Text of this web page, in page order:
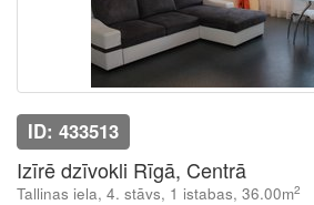
ID: 433513
Izīrē dzīvokli Rīgā, Centrā
Tallinas iela, 4. stāvs, 1 istabas, 36.00m2